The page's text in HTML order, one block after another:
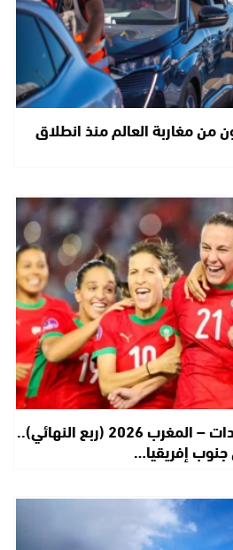
من 2,7 مليون من مغاربة العالم منذ انطلاق
كأس أمم إفريقيا للسيدات – المغرب 2026 (ربع النهائي)..
إفريقيا…